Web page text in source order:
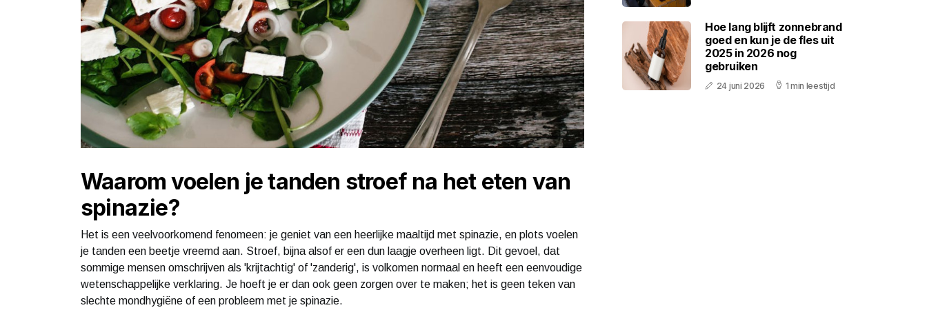
Waarom voelen je tanden stroef na het eten van
spinazie?
Het is een veelvoorkomend fenomeen: je geniet van een heerlijke maaltijd met spinazie, en plots voelen
je tanden een beetje vreemd aan. Stroef, bijna alsof er een dun laagje overheen ligt. Dit gevoel, dat
sommige mensen omschrijven als 'krijtachtig' of 'zanderig', is volkomen normaal en heeft een eenvoudige
wetenschappelijke verklaring. Je hoeft je er dan ook geen zorgen over te maken; het is geen teken van
slechte mondhygiëne of een probleem met je spinazie.
Hoe lang blijft zonnebrand
goed en kun je de fles uit
2025 in 2026 nog
gebruiken
24 juni 2026 1 min leestijd